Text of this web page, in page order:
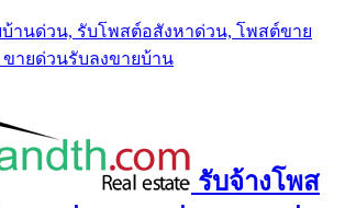
านด่วน, รับโพสต์อสังหาด่วน, โพสต์ขาย
ายด่วนรับลงขายบ้าน
รับจ้างโพส